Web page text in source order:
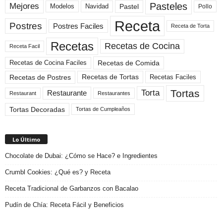
Mejores Modelos Navidad Pastel Pasteles Pollo
Postres Postres Faciles Receta Receta de Torta
Receta Facil Recetas Recetas de Cocina
Recetas de Cocina Faciles
Recetas de Comida
Recetas de Postres
Recetas de Tortas Recetas Faciles
Restaurant Restaurante Restaurantes Torta Tortas
Tortas Decoradas Tortas de Cumpleaños
Lo Último
Chocolate de Dubai: ¿Cómo se Hace? e Ingredientes
Crumbl Cookies: ¿Qué es? y Receta
Receta Tradicional de Garbanzos con Bacalao
Pudín de Chía: Receta Fácil y Beneficios